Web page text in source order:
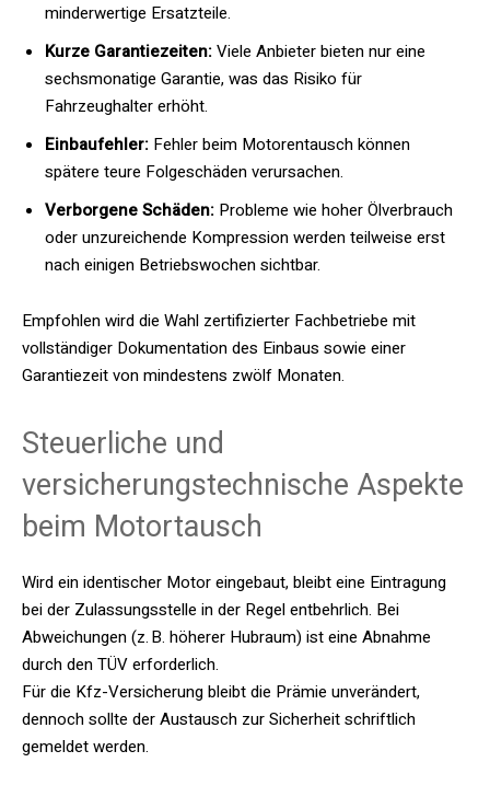
minderwertige Ersatzteile.
Kurze Garantiezeiten:Viele Anbieter bieten nur eine
sechsmonatige Garantie, was das Risiko für
Fahrzeughalter erhöht.
Einbaufehler: Fehler beim Motorentausch können
spätere teure Folgeschäden verursachen.
Verborgene Schäden: Probleme wie hoher Ölverbrauch
oder unzureichende Kompression werden teilweise erst
nach einigen Betriebswochen sichtbar.
Empfohlen wird die Wahl zertifizierter Fachbetriebe mit
vollständiger Dokumentation des Einbaus sowie einer
Garantiezeit von mindestens zwölf Monaten.
Steuerliche und
versicherungstechnische Aspekte
beim Motortausch
Wird ein identischer Motor eingebaut, bleibt eine Eintragung
bei der Zulassungsstelle in der Regel entbehrlich. Bei
Abweichungen (z. B. höherer Hubraum) ist eine Abnahme
durch den TÜV erforderlich.
Für die Kfz-Versicherung bleibt die Prämie unverändert,
dennoch sollte der Austausch zur Sicherheit schriftlich
gemeldet werden.